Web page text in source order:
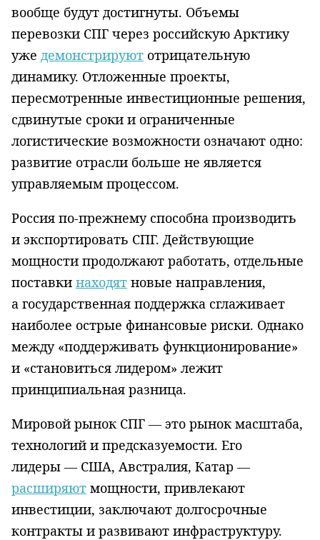
вообще будут достигнуты. Объемы
перевозки СПГ через российскую Арктику
уже демонстрируют отрицательную
динамику. Отложенные проекты,
пересмотренные инвестиционные решения,
сдвинутые сроки и ограниченные
логистические возможности означают одно:
развитие отрасли больше не является
управляемым процессом.
Россия по-прежнему способна производить
и экспортировать СПГ. Действующие
мощности продолжают работать, отдельные
поставки находят новые направления,
а государственная поддержка сглаживает
наиболее острые финансовые риски. Однако
между «поддерживать функционирование»
и «становиться лидером» лежит
принципиальная разница.
Мировой рынок СПГ — это рынок масштаба,
технологий и предсказуемости. Его
лидеры — США, Австралия, Катар —
расширяют мощности, привлекают
инвестиции, заключают долгосрочные
контракты и развивают инфраструктуру.